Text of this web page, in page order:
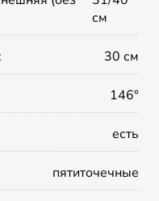
см
30 см
146°
есть
пятиточечные